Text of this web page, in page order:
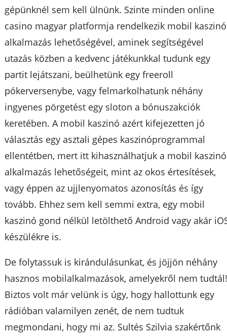
gépünknél sem kell ülnünk. Szinte minden online
casino magyar platformja rendelkezik mobil kaszinó
alkalmazás lehetőségével, aminek segítségével
utazás közben a kedvenc játékunkkal tudunk egy
partit lejátszani, beülhetünk egy freeroll
pókerversenybe, vagy felmarkolhatunk néhány
ingyenes pörgetést egy sloton a bónuszakciók
keretében. A mobil kaszinó azért kifejezetten jó
választás egy asztali gépes kaszinóprogrammal
ellentétben, mert itt kihasználhatjuk a mobil kaszinó
alkalmazás lehetőségeit, mint az okos értesítések,
vagy éppen az ujjlenyomatos azonosítás és így
tovább. Ehhez sem kell semmi extra, egy mobil
kaszinó gond nélkül letölthető Android vagy akár
készülékre is.
De folytassuk is kirándulásunkat, és jöjjön néhány
hasznos mobilalkalmazások, amelyekről nem
Biztos volt már velünk is úgy, hogy hallottunk egy
rádióban valamilyen zenét, de nem tudtuk
megmondani, hogy mi az. Sultés Szilvia szakértőnk